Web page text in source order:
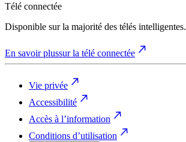
Télé connectée
Disponible sur la majorité des télés intelligentes.
En savoir plussur la télé connectée
Vie privée
Accessibilité
Accès à l’information
Conditions d’utilisation